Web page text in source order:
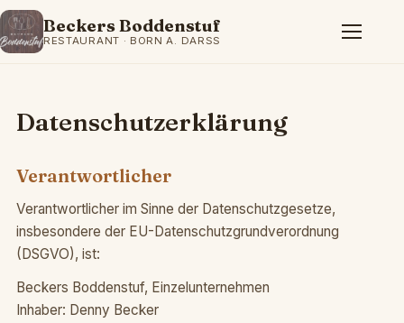
Beckers Boddenstuf
RESTAURANT · BORN A. DARSS
Datenschutzerklärung
Verantwortlicher
Verantwortlicher im Sinne der Datenschutzgesetze,
insbesondere der EU-Datenschutz­grundverordnung
(DSGVO), ist:
Beckers Boddenstuf, Einzelunternehmen
Inhaber: Denny Becker